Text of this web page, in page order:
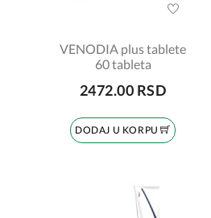
VENODIA plus tablete
60 tableta
2472.00 RSD
DODAJ U KORPU